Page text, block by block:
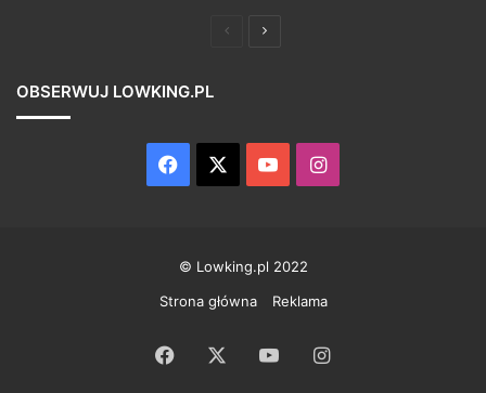
PoprzedniaNastępna
OBSERWUJ LOWKING.PL
Facebook YouTubeInstagram
© Lowking.pl 2022
Strona główna
Reklama
Facebook YouTubeInstagram